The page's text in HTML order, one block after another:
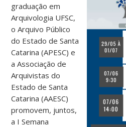
graduação em
Arquivologia UFSC,
o Arquivo Público
do Estado de Santa
Catarina (APESC) e
a Associação de
Arquivistas do
Estado de Santa
Catarina (AAESC)
promovem, juntos,
a I Semana